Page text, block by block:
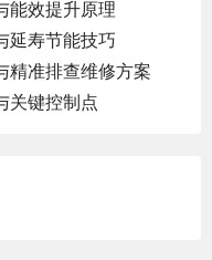
能效提升原理
延寿节能技巧
精准排查维修方案
关键控制点